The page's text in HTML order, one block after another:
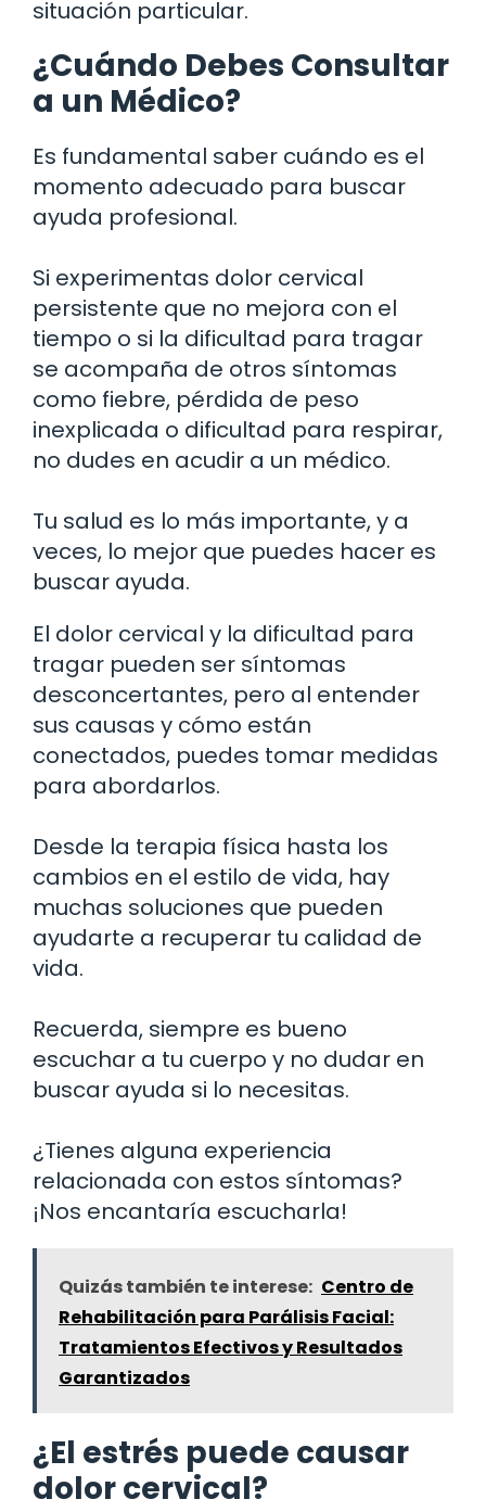
situación particular.
¿Cuándo Debes Consultar
a un Médico?
Es fundamental saber cuándo es el
momento adecuado para buscar
ayuda profesional.
Si experimentas dolor cervical
persistente que no mejora con el
tiempo o si la dificultad para tragar
se acompaña de otros síntomas
como fiebre, pérdida de peso
inexplicada o dificultad para respirar,
no dudes en acudir a un médico.
Tu salud es lo más importante, y a
veces, lo mejor que puedes hacer es
buscar ayuda.
El dolor cervical y la dificultad para
tragar pueden ser síntomas
desconcertantes, pero al entender
sus causas y cómo están
conectados, puedes tomar medidas
para abordarlos.
Desde la terapia física hasta los
cambios en el estilo de vida, hay
muchas soluciones que pueden
ayudarte a recuperar tu calidad de
vida.
Recuerda, siempre es bueno
escuchar a tu cuerpo y no dudar en
buscar ayuda si lo necesitas.
¿Tienes alguna experiencia
relacionada con estos síntomas?
¡Nos encantaría escucharla!
Quizás también te interese: Centro de
Rehabilitación para Parálisis Facial:
Tratamientos Efectivos y Resultados
Garantizados
¿El estrés puede causar
dolor cervical?